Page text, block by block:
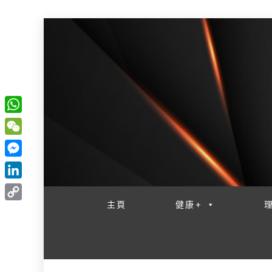
主頁 健康+
W
h
a
t
s
W
e
C
h
M
e
s
L
i